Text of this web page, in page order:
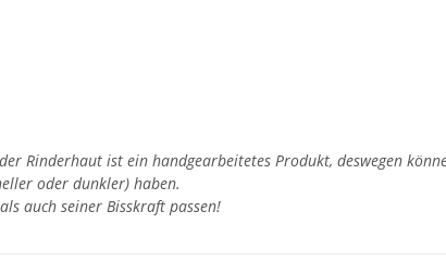
Rinderhaut ist ein handgearbeitetes Produkt, deswegen
oder dunkler) haben.
auch seiner Bisskraft passen!